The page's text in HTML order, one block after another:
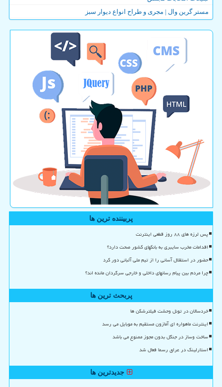
مستر گرین وال | مجری و طراح انواع دیوار سبز
پربیننده ترین ها
پس لرزه های ۸۸ روز قطعی اینترنت
اقدامات مخرب سایبری به بانکهای کشور صحت دارد؟
حضور در استقلال آسانی را از تیم ملی آلبانی دور کرد
چرا مردم بین پیام رسانهای داخلی و خارجی سرگردان مانده اند؟
پربحث ترین ها
خردسالان در تونل وحشت فیلترشکن ها
اینترنت ماهواره ای آمازون مستقیم به موبایل می رسد
ساخت وساز در جنگل بدون مجوز ممنوع می باشد
استارلینک در عراق رسما فعال شد
جدیدترین ها